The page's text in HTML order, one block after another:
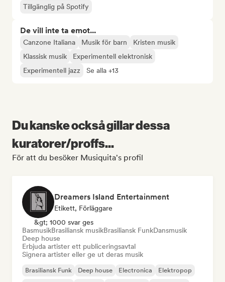
Tillgänglig på Spotify
De vill inte ta emot...
Canzone Italiana Musik för barn
Kristen musik
Klassisk musik
Experimentell elektronisk
Experimentell jazz
Se alla +13
Du kanske också gillar dessa
kuratorer/proffs...
För att du besöker Musiquita's profil
Dreamers Island Entertainment
Etikett, Förläggare
&gt; 1000 svar ges
BasmusikBrasiliansk musikBrasiliansk FunkDansmusik
Deep house
Erbjuda artister ett publiceringsavtal
Signera artister eller ge ut deras musik
Brasiliansk Funk Deep house Electronica
Elektropop